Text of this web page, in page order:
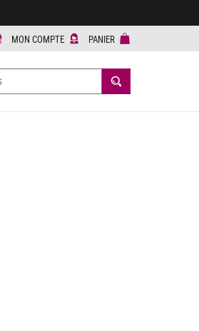
MON COMPTE PANIER
RECHERCHER